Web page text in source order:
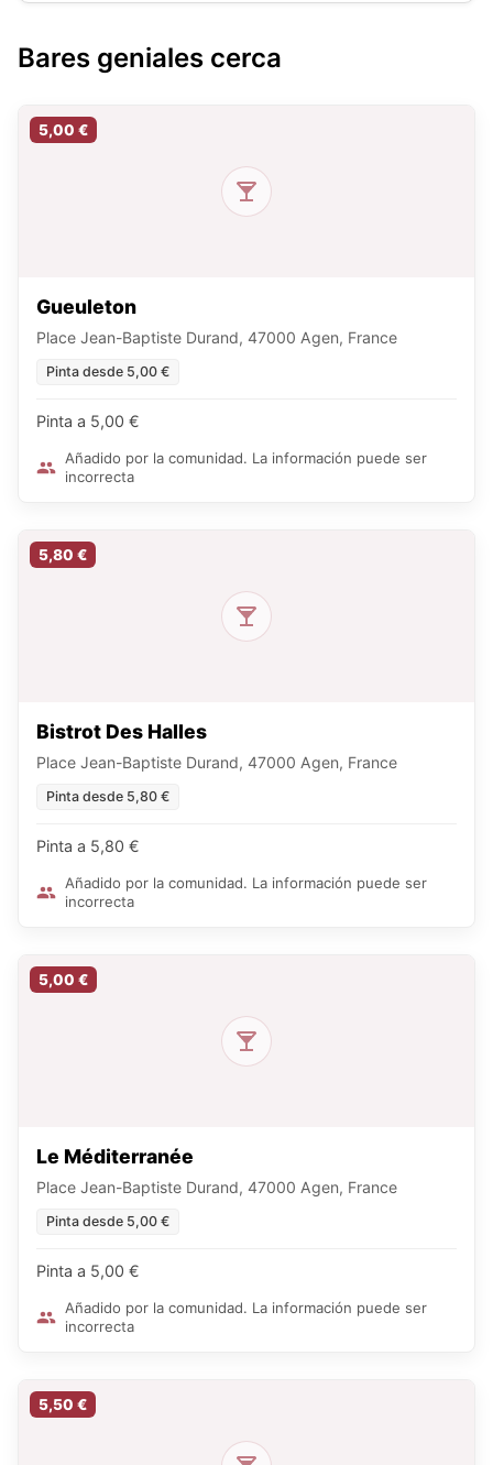
Bares geniales cerca
5,00 €
Gueuleton
Place Jean-Baptiste Durand, 47000 Agen, France
Pinta desde 5,00 €
Pinta a 5,00 €
Añadido por la comunidad. La información puede ser
incorrecta
5,80 €
Bistrot Des Halles
Place Jean-Baptiste Durand, 47000 Agen, France
Pinta desde 5,80 €
Pinta a 5,80 €
Añadido por la comunidad. La información puede ser
incorrecta
5,00 €
Le Méditerranée
Place Jean-Baptiste Durand, 47000 Agen, France
Pinta desde 5,00 €
Pinta a 5,00 €
Añadido por la comunidad. La información puede ser
incorrecta
5,50 €